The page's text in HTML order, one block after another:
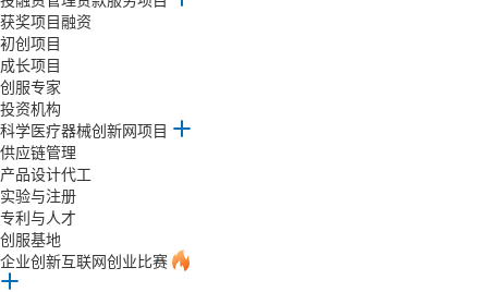
获奖项目融资
初创项目
成长项目
创服专家
投资机构
科学医疗器械创新网项目
供应链管理
产品设计代工
实验与注册
专利与人才
创服基地
企业创新互联网创业比赛